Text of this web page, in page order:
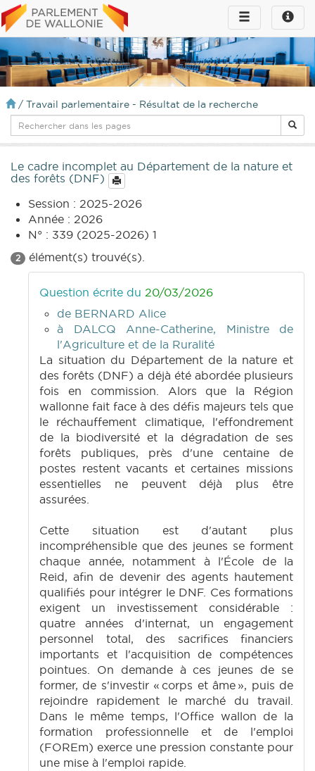
Toggle
infos
Toggle
navigation
/ Travail parlementaire - Résultat de la recherche
Le cadre incomplet au Département de la nature et
des forêts (DNF)
Session : 2025-2026
Année : 2026
N° : 339 (2025-2026) 1
2 élément(s) trouvé(s).
Question écrite du 20/03/2026
de BERNARD Alice
à DALCQ Anne-Catherine, Ministre de
l'Agriculture et de la Ruralité
La situation du Département de la nature et
des forêts (DNF) a déjà été abordée plusieurs
fois en commission. Alors que la Région
wallonne fait face à des défis majeurs tels que
le réchauffement climatique, l'effondrement
de la biodiversité et la dégradation de ses
forêts publiques, près d'une centaine de
postes restent vacants et certaines missions
essentielles ne peuvent déjà plus être
assurées.
Cette situation est d'autant plus
incompréhensible que des jeunes se forment
chaque année, notamment à l'École de la
Reid, afin de devenir des agents hautement
qualifiés pour intégrer le DNF. Ces formations
exigent un investissement considérable :
quatre années d'internat, un engagement
personnel total, des sacrifices financiers
importants et l'acquisition de compétences
pointues. On demande à ces jeunes de se
former, de s'investir « corps et âme », puis de
rejoindre rapidement le marché du travail.
Dans le même temps, l'Office wallon de la
formation professionnelle et de l'emploi
(FOREm) exerce une pression constante pour
une mise à l'emploi rapide.